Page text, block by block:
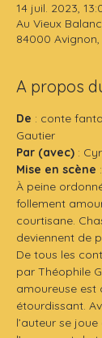
14 juil. 2023,
Au Vieux
84000
A propos
De : conte
Gautier
Par (avec) :
Mise en scène
À peine
follement
courtisane.
deviennent de
De tous les
par Théophile
amoureuse est
étourdissant.
l’auteur se